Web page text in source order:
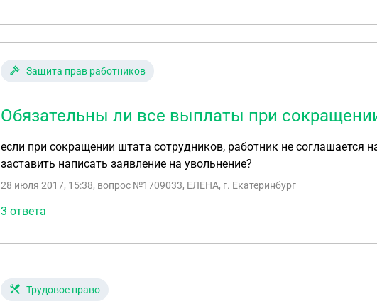
Защита прав работников
Обязательны ли все выплаты при
если при сокращении штата сотрудников, работник не соглашается
заставить написать заявление на увольнение?
28 июля 2017, 15:38, вопрос №1709033, ЕЛЕНА, г. Екатеринбург
3 ответа
Трудовое право